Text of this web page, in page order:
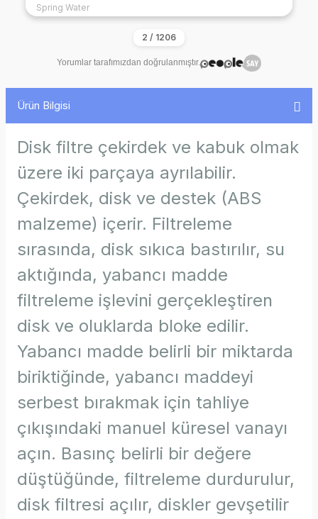
kolay.
Spring Water
Yorumlar tarafımızdan doğrulanmıştır.
Ürün Bilgisi
Disk filtre çekirdek ve kabuk olmak
üzere iki parçaya ayrılabilir.
Çekirdek, disk ve destek (ABS
malzeme) içerir. Filtreleme
sırasında, disk sıkıca bastırılır, su
aktığında, yabancı madde
filtreleme işlevini gerçekleştiren
disk ve oluklarda bloke edilir.
Yabancı madde belirli bir miktarda
biriktiğinde, yabancı maddeyi
serbest bırakmak için tahliye
çıkışındaki manuel küresel vanayı
açın. Basınç belirli bir değere
düştüğünde, filtreleme durdurulur,
disk filtresi açılır, diskler gevşetilir